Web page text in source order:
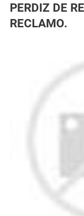
PERDIZ DE
RECLAMO.